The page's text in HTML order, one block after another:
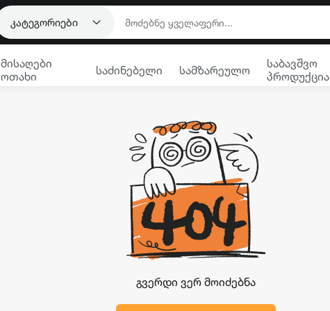
კატეგორიები
მისაღები
ოთახი
საძინებელი სამზარეულო
საბავშვო
პროდუქცია
გვერდი ვერ მოიძებნა